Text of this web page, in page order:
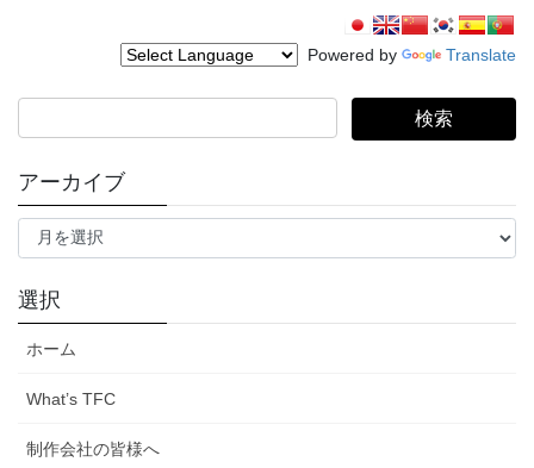
ゲ
ー
ョ
ン
ー
ジ
ー
ジ
Powered by Translate
索:
アーカイブ
ア
イ
選択
ホーム
What’s TFC
制作会社の皆様へ